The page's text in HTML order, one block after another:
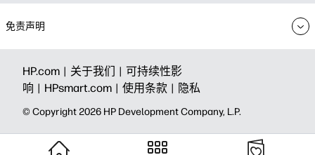
免责声明
HP.com | 关于我们 | 可持续性影
响 | HPsmart.com | 使用条款 | 隐私
© Copyright 2026 HP Development Company, L.P.